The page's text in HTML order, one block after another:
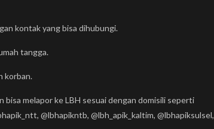
kontak yang bisa dihubungi.
tangga.
korban.
bisa melapor ke LBH sesuai dengan domisili seperti
@lbhapikntb, @lbh_apik_kaltim, @lbhapiksulsel,